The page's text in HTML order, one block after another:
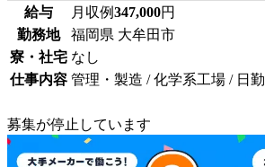
給与 月収例347,000円
勤務地
福岡県 大牟田市
寮・社宅 なし
仕事内容 管理・製造 / 化学系工場 / 日勤
募集が停止しています